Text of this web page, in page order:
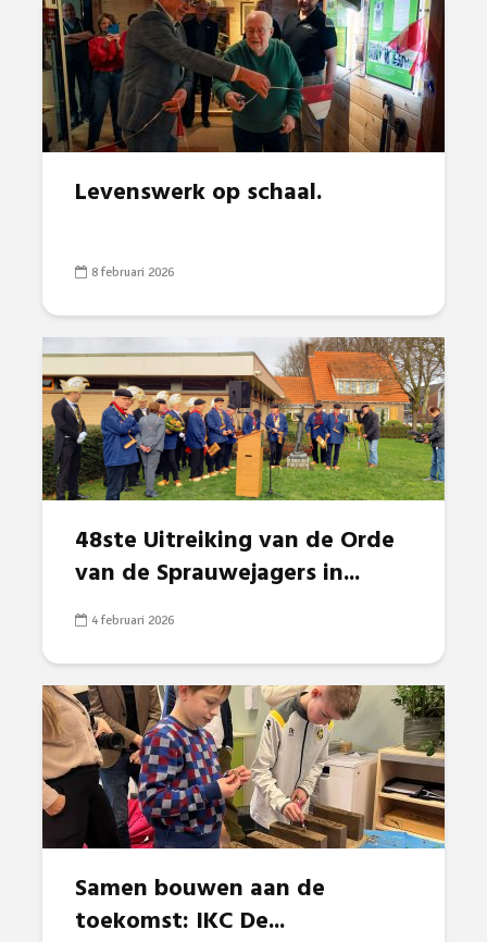
Levenswerk op schaal.
8 februari 2026
48ste Uitreiking van de Orde
van de Sprauwejagers in...
4 februari 2026
Samen bouwen aan de
toekomst: IKC De...